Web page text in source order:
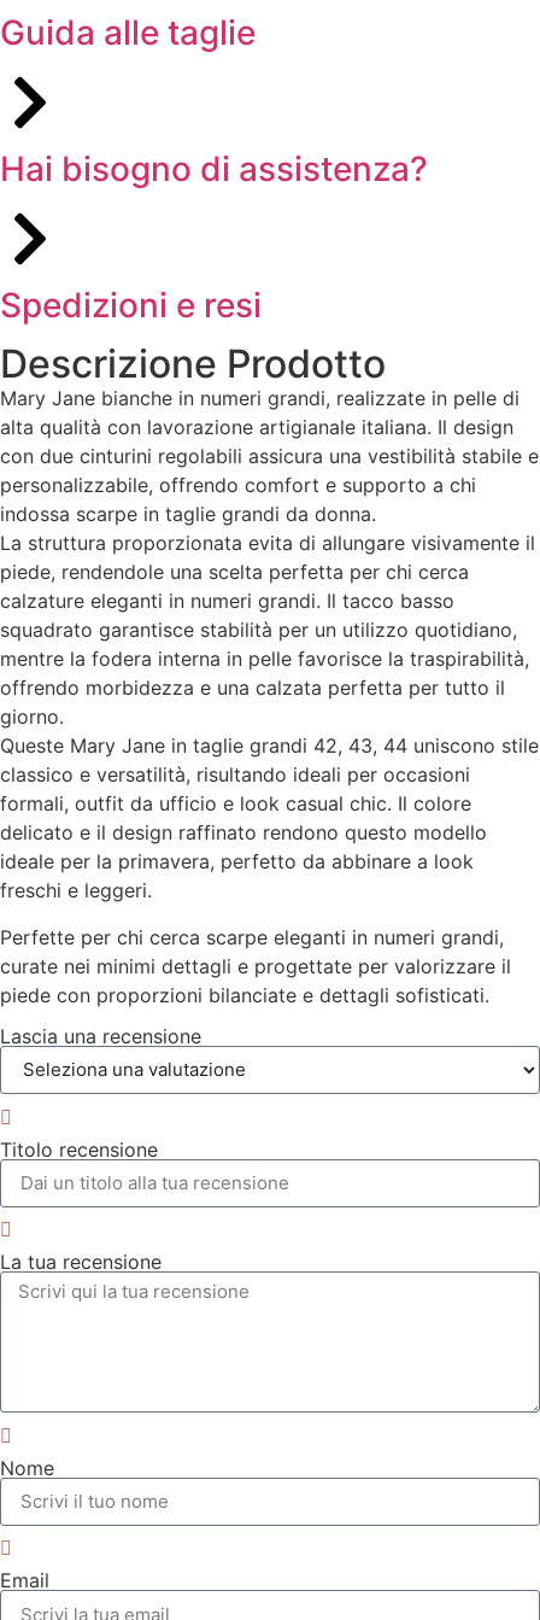
Guida alle taglie
Hai bisogno di assistenza?
Spedizioni e resi
Descrizione Prodotto
Mary Jane bianche in numeri grandi, realizzate in pelle di
alta qualità con lavorazione artigianale italiana. Il design
con due cinturini regolabili assicura una vestibilità stabile e
personalizzabile, offrendo comfort e supporto a chi
indossa scarpe in taglie grandi da donna.
La struttura proporzionata evita di allungare visivamente il
piede, rendendole una scelta perfetta per chi cerca
calzature eleganti in numeri grandi. Il tacco basso
squadrato garantisce stabilità per un utilizzo quotidiano,
mentre la fodera interna in pelle favorisce la traspirabilità,
offrendo morbidezza e una calzata perfetta per tutto il
giorno.
Queste Mary Jane in taglie grandi 42, 43, 44 uniscono stile
classico e versatilità, risultando ideali per occasioni
formali, outfit da ufficio e look casual chic. Il colore
delicato e il design raffinato rendono questo modello
ideale per la primavera, perfetto da abbinare a look
freschi e leggeri.
Perfette per chi cerca scarpe eleganti in numeri grandi,
curate nei minimi dettagli e progettate per valorizzare il
piede con proporzioni bilanciate e dettagli sofisticati.
Lascia una recensione
Titolo recensione
La tua recensione
Nome
Email